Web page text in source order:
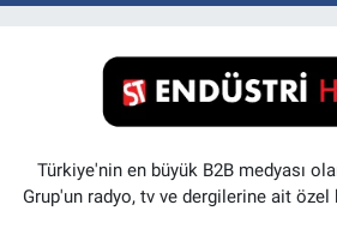
Türkiye'nin en büyük B2B medyası
Grup'un radyo, tv ve dergilerine ait